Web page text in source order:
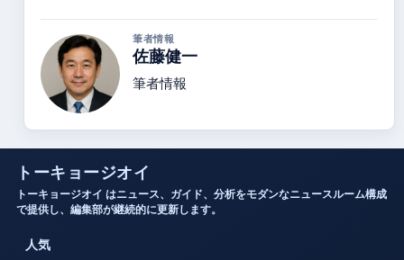
筆者情報
佐藤健一
筆者情報
トーキョージオイ
トーキョージオイ はニュース、ガイド、分析をモダンなニュースルーム構成
で提供し、編集部が継続的に更新します。
人気